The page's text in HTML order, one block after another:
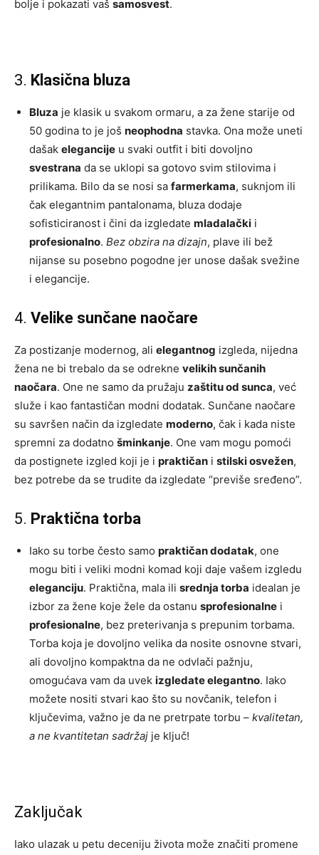
bolje i pokazati vaš samosvest.
3. Klasična bluza
Bluza je klasik u svakom ormaru, a za žene starije od
50 godina to je još neophodna stavka. Ona može uneti
dašak elegancije u svaki outfit i biti dovoljno
svestrana da se uklopi sa gotovo svim stilovima i
prilikama. Bilo da se nosi sa farmerkama, suknjom ili
čak elegantnim pantalonama, bluza dodaje
sofisticiranost i čini da izgledate mladalački i
profesionalno. Bez obzira na dizajn, plave ili bež
nijanse su posebno pogodne jer unose dašak svežine
i elegancije.
4. Velike sunčane naočare
Za postizanje modernog, ali elegantnog izgleda, nijedna
žena ne bi trebalo da se odrekne velikih sunčanih
naočara. One ne samo da pružaju zaštitu od sunca, već
služe i kao fantastičan modni dodatak. Sunčane naočare
su savršen način da izgledate moderno, čak i kada niste
spremni za dodatno šminkanje. One vam mogu pomoći
da postignete izgled koji je i praktičan i stilski osvežen,
bez potrebe da se trudite da izgledate “previše sređeno”.
5. Praktična torba
Iako su torbe često samo praktičan dodatak, one
mogu biti i veliki modni komad koji daje vašem izgledu
eleganciju. Praktična, mala ili srednja torba idealan je
izbor za žene koje žele da ostanu sprofesionalne i
profesionalne, bez preterivanja s prepunim torbama.
Torba koja je dovoljno velika da nosite osnovne stvari,
ali dovoljno kompaktna da ne odvlači pažnju,
omogućava vam da uvek izgledate elegantno. Iako
možete nositi stvari kao što su novčanik, telefon i
ključevima, važno je da ne pretrpate torbu – kvalitetan,
a ne kvantitetan sadržaj je ključ!
Zaključak
Iako ulazak u petu deceniju života može značiti promene